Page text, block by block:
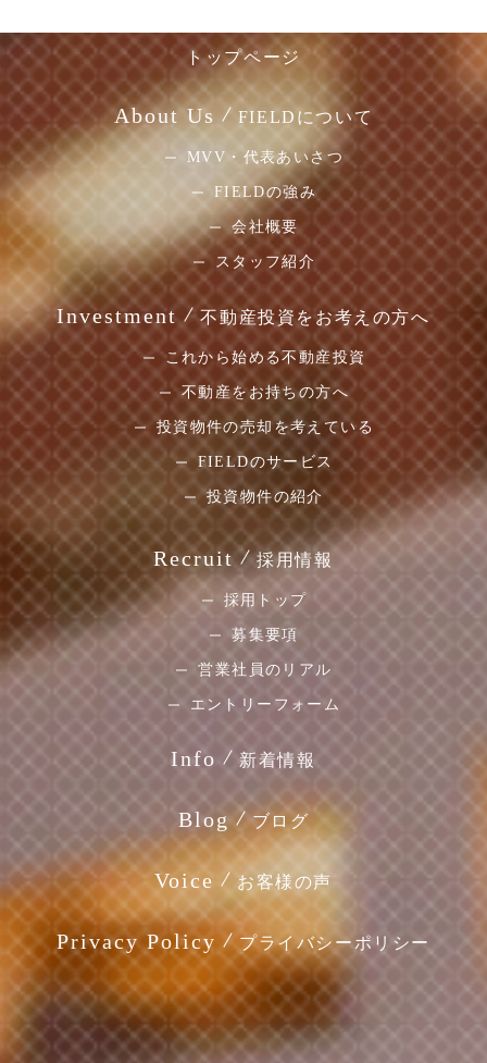
トップページ
About Us FIELDについて
MVV・代表あいさつ
FIELDの強み
会社概要
スタッフ紹介
Investment 不動産投資をお考えの方へ
これから始める不動産投資
不動産をお持ちの方へ
投資物件の売却を考えている
FIELDのサービス
投資物件の紹介
Recruit 採用情報
採用トップ
募集要項
営業社員のリアル
エントリーフォーム
Info 新着情報
Blog ブログ
Voice お客様の声
Privacy Policy プライバシーポリシー